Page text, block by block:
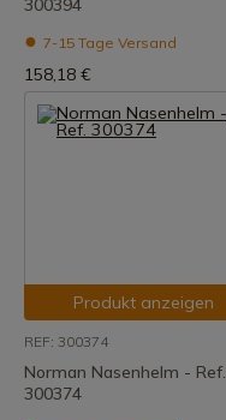
300394
7-15 Tage Versand
158,18 €
Produkt anzeigen
REF: 300374
Norman Nasenhelm - Ref.
300374